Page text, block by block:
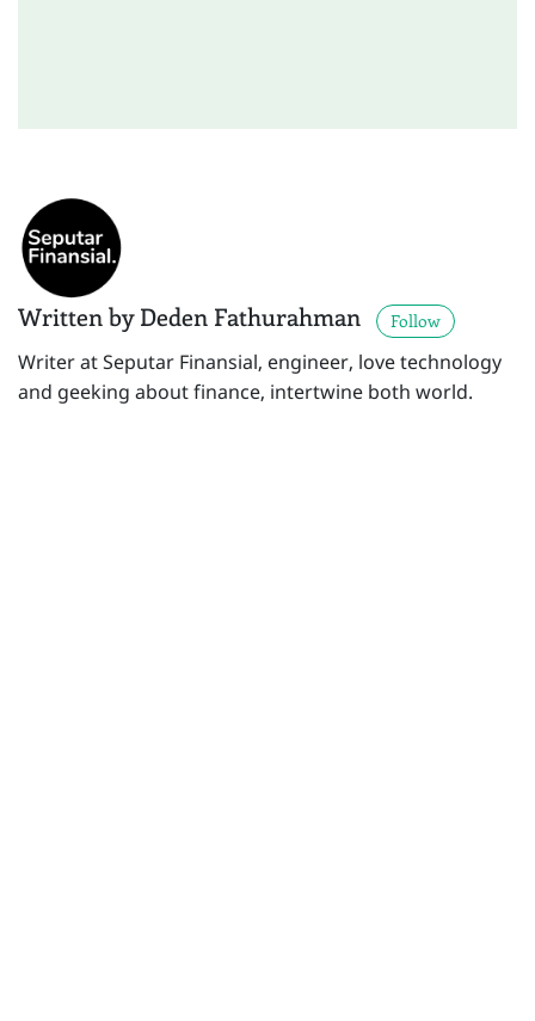
Written by Deden Fathurahman Follow
Writer at Seputar Finansial, engineer, love technology
and geeking about finance, intertwine both world.